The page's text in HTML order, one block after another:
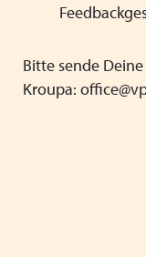
Bitte sende
Kroupa: